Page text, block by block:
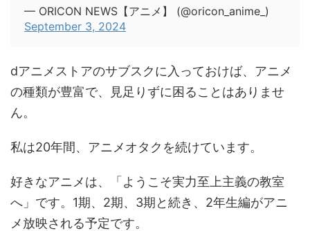
— ORICON NEWS【アニメ】 (@oricon_anime_)
September 3, 2024
dアニメストアのサブスクに入っておけば、アニメ
の種類が豊富で、見足りずに困ることはありませ
ん。
私は20年間、アニメオタクを続けています。
好きなアニメは、「ようこそ実力至上主義の教室
へ」です。1期、2期、3期と続き、2年生編がアニ
メ放映される予定です。